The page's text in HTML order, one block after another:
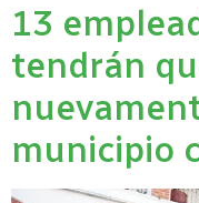
13
tendrán
municipio